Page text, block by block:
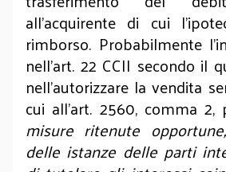
all’acquirente di cui
rimborso. Probabilmente
nell’art. 22 CCII secondo il
nell’autorizzare la vendita
cui all’art. 2560, comma
misure ritenute
delle istanze delle parti